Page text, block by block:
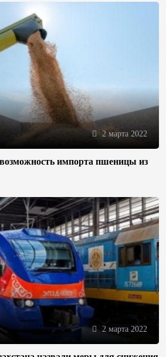
2 марта 2022
импорта пшеницы из
2 марта 2022